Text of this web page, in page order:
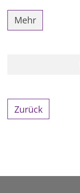
Mehr
Zurück